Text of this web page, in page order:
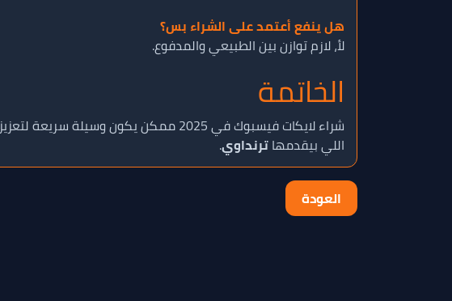
هل ينفع أعتمد على الشراء بس؟
لأ، لازم توازن بين الطبيعي والمدفوع.
الخاتمة
شراء لايكات فيسبوك في 2025 ممكن يكون وسيلة سريعة لتعزيز المصداقية وزيادة التفاعل، لكن النجاح الحقيقي بيجي من
اللي بيقدمهاترنداوي.
العودة